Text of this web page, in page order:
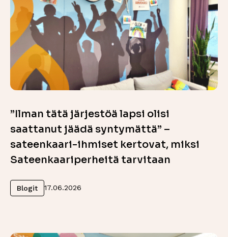
”Ilman tätä järjestöä lapsi olisi
saattanut jäädä syntymättä” –
sateenkaari-ihmiset kertovat, miksi
Sateenkaariperheitä tarvitaan
Blogit 17.06.2026